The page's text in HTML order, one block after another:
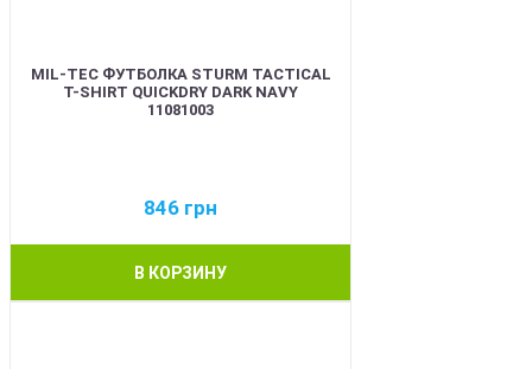
MIL-TEC ФУТБОЛКА STURM TACTICAL
T-SHIRT QUICKDRY DARK NAVY
11081003
846 грн
В КОРЗИНУ